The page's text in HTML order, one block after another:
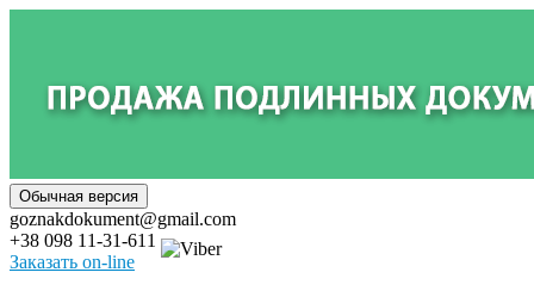
goznakdokument@gmail.com
+38 098 11-31-611
Заказать on-line